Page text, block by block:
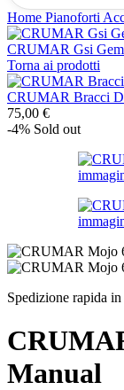
Home Pianoforti
CRUMAR Gsi
Torna ai prodotti
CRUMAR Bracci Di
75,00 €
-4% Sold out
Spedizione rapida
Manual